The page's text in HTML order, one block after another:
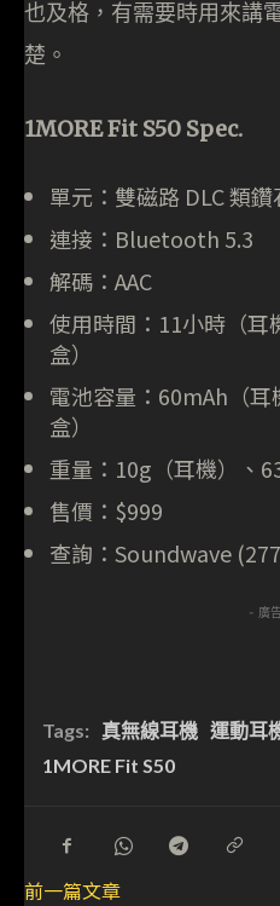
也及格，有需要時用來講
楚。
1MORE Fit S50 Spec.
單元：雙磁路 DLC 類
連接：Bluetooth 5.3
解碼：AAC
使用時間：11小時（耳
盒）
電池容量：60mAh（
盒）
重量：10g（耳機）、
售價：$999
查詢：Soundwave
- 廣
Tags: 真無線耳機 運動耳
1MORE Fit S50
前一篇文章